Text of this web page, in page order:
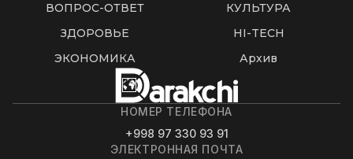
ВОПРОС-ОТВЕТ
КУЛЬТУРА
ЗДОРОВЬЕ
HI-TECH
ЭКОНОМИКА
Архив
НОМЕР ТЕЛЕФОНА
+998 97 330 93 91
ЭЛЕКТРОННАЯ ПОЧТА